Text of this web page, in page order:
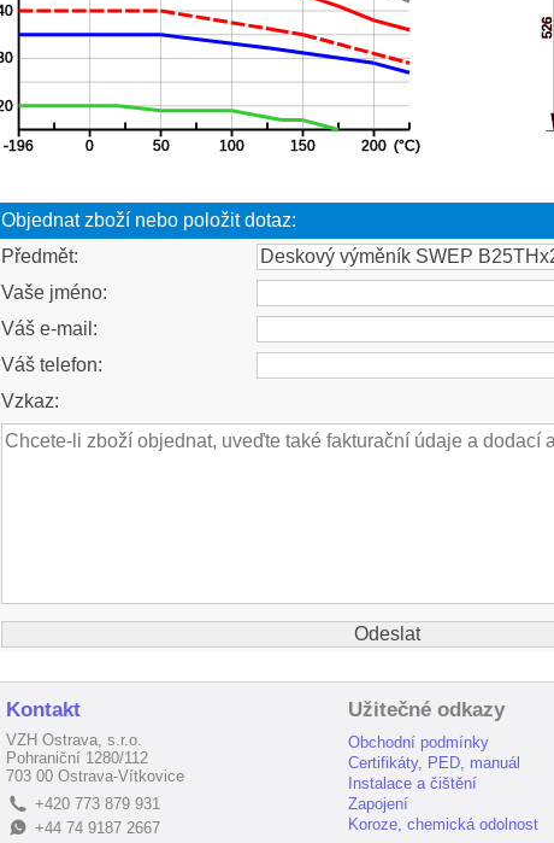
Objednat zboží nebo položit dotaz:
Předmět:
Vaše jméno:
Váš e-mail:
Váš telefon:
Vzkaz:
Kontakt
VZH Ostrava, s.r.o.
Pohraniční 1280/112
703 00 Ostrava-Vítkovice
L +420 773 879 931
E +44 74 9187 2667
Užitečné odkazy
Obchodní podmínky
Certifikáty, PED, manuál
Instalace a čištění
Zapojení
Koroze, chemická odolnost